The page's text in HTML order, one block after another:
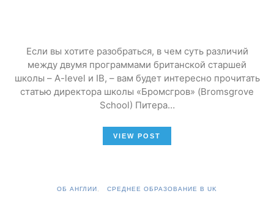
Если вы хотите разобраться, в чем суть различий
между двумя программами британской старшей
школы – A-level и IB, – вам будет интересно прочитать
статью директора школы «Бромсгров» (Bromsgrove
School) Питера…
VIEW POST
ОБ АНГЛИИ СРЕДНЕЕ ОБРАЗОВАНИЕ В UK